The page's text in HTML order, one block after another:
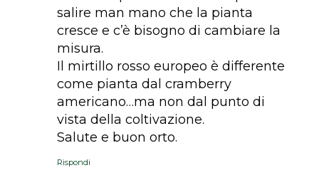
salire man mano che la pianta
cresce e c’è bisogno di cambiare la
misura.
Il mirtillo rosso europeo è differente
come pianta dal cramberry
americano…ma non dal punto di
vista della coltivazione.
Salute e buon orto.
Rispondi